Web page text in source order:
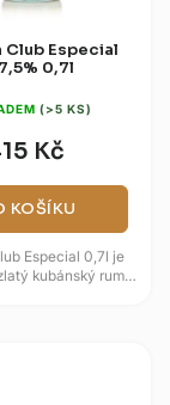
Club Especial
0,7l
(>5 KS)
Kč
KOŠÍKU
Especial 0,7l je
kubánský rum,